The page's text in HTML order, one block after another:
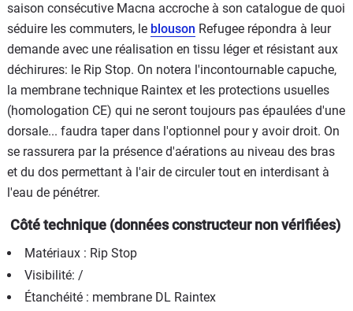
saison consécutive Macna accroche à son catalogue de quoi
séduire les commuters, le blouson Refugee répondra à leur
demande avec une réalisation en tissu léger et résistant aux
déchirures: le Rip Stop. On notera l'incontournable capuche,
la membrane technique Raintex et les protections usuelles
(homologation CE) qui ne seront toujours pas épaulées d'une
dorsale... faudra taper dans l'optionnel pour y avoir droit. On
se rassurera par la présence d'aérations au niveau des bras
et du dos permettant à l'air de circuler tout en interdisant à
l'eau de pénétrer.
Côté technique (données constructeur non vérifiées)
Matériaux : Rip Stop
Visibilité: /
Étanchéité : membrane DL Raintex